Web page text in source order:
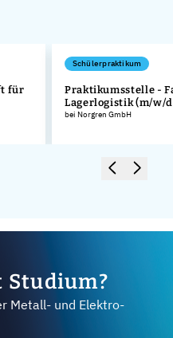
für
Schülerpraktikum
Praktikumsstelle -
Lagerlogistik (m/w/
bei Norgren GmbH
Metall- und Elektro-